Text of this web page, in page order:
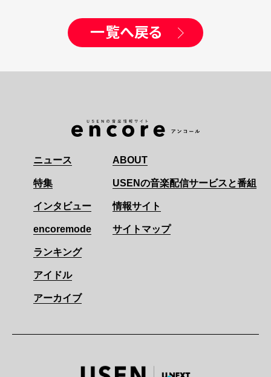
一覧へ戻る
ニュース
特集
インタビュー
encoremode
ランキング
アイドル
アーカイブ
ABOUT
USENの音楽配信サービスと番組
情報サイト
サイトマップ